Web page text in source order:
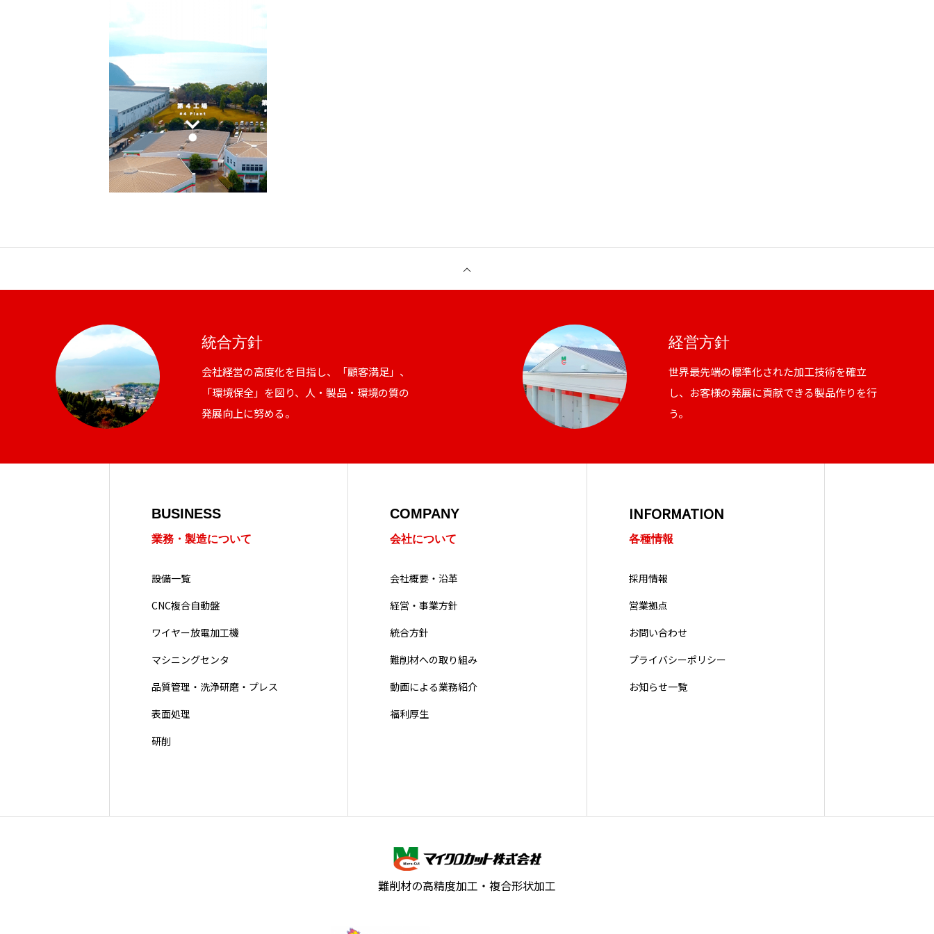
業務・製造紹介
設備一覧
統合方針
動画による業務紹介
採用情報
営業拠点
統合方針
会社経営の高度化を目指し、「顧客満足」、
「環境保全」を図り、人・製品・環境の質の
発展向上に努める。
経営方針
世界最先端の標準化された加工技術を確立
し、お客様の発展に貢献できる製品作りを行
う。
BUSINESS
業務・製造について
設備一覧
CNC複合自動盤
ワイヤー放電加工機
マシニングセンタ
品質管理・洗浄研磨・プレス
表面処理
研削
COMPANY
会社について
会社概要・沿革
経営・事業方針
統合方針
難削材への取り組み
動画による業務紹介
福利厚生
INFORMATION
各種情報
採用情報
営業拠点
お問い合わせ
プライバシーポリシー
お知らせ一覧
難削材の高精度加工・複合形状加工